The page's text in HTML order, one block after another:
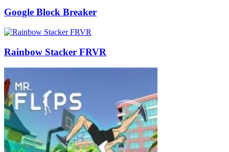
Google Block Breaker
Rainbow Stacker FRVR